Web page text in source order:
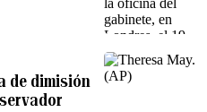
de dimisión